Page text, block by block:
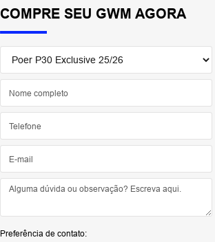
COMPRE SEU GWM AGORA
Preferência de contato: